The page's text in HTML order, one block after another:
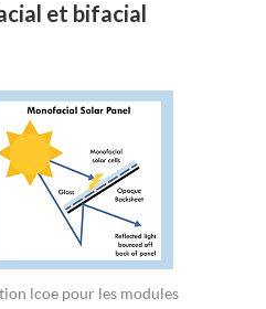
et bifacial
lcoe pour les modules